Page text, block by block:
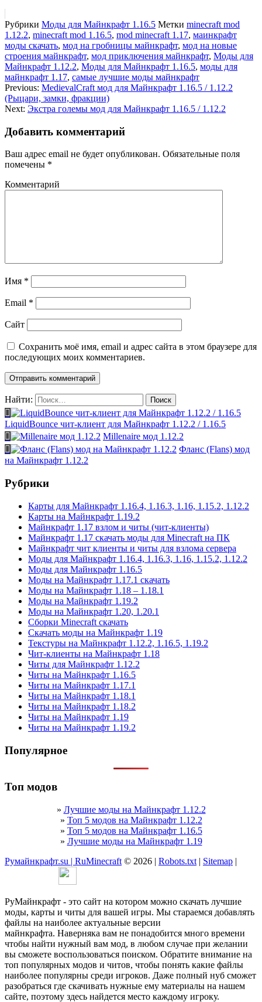
Рубрики Моды для Майнкрафт 1.16.5 Метки minecraft mod
1.12.2, minecraft mod 1.16.5, mod minecraft 1.17, маинкрафт
моды скачать, мод на гробницы майнкрафт, мод на новые
строения майнкрафт, мод приключения майнкрафт, Моды для
Майнкрафт 1.12.2, Моды для Майнкрафт 1.16.5, моды для
майнкрафт 1.17, самые лучшие моды майнкрафт
Previous: MedievalCraft мод для Майнкрафт 1.16.5 / 1.12.2
(Рыцари, замки, фракции)
Next: Экстра големы мод для Майнкрафт 1.16.5 / 1.12.2
Добавить комментарий
Ваш адрес email не будет опубликован. Обязательные поля
помечены *
Комментарий
Имя *
Email *
Сайт
Сохранить моё имя, email и адрес сайта в этом браузере для
последующих моих комментариев.
Найти:
LiquidBounce чит-клиент для Майнкрафт 1.12.2 / 1.16.5
Millenaire мод 1.12.2
Фланс (Flans) мод
на Майнкрафт 1.12.2
Рубрики
Карты для Майнкрафт 1.16.4, 1.16.3, 1.16, 1.15.2, 1.12.2
Карты на Майнкрафт 1.19.2
Майнкрафт 1.17 взлом и читы (чит-клиенты)
Майнкрафт 1.17 скачать моды для Minecraft на ПК
Майнкрафт чит клиенты и читы для взлома сервера
Моды для Майнкрафт 1.16.4, 1.16.3, 1.16, 1.15.2, 1.12.2
Моды для Майнкрафт 1.16.5
Моды на Майнкрафт 1.17.1 скачать
Моды на Майнкрафт 1.18 – 1.18.1
Моды на Майнкрафт 1.19.2
Моды на Майнкрафт 1.20, 1.20.1
Сборки Minecraft скачать
Скачать моды на Майнкрафт 1.19
Текстуры на Майнкрафт 1.12.2, 1.16.5, 1.19.2
Чит-клиенты на Майнкрафт 1.18
Читы для Майнкрафт 1.12.2
Читы на Майнкрафт 1.16.5
Читы на Майнкрафт 1.17.1
Читы на Майнкрафт 1.18.1
Читы на Майнкрафт 1.18.2
Читы на Майнкрафт 1.19
Читы на Майнкрафт 1.19.2
Популярное
Топ модов
» Лучшие моды на Майнкрафт 1.12.2
» Топ 5 модов на Майнкрафт 1.12.2
» Топ 5 модов на Майнкрафт 1.16.5
» Лучшие моды на Майнкрафт 1.19
Румайнкрафт.su | RuMinecraft © 2026 | Robots.txt | Sitemap |
РуМайнкрафт - это сайт на котором можно скачать лучшие
моды, карты и читы для вашей игры. Мы стараемся добавлять
файлы на наиболее актуальные версии
майнкрафта. Наверняка вам не понадобится много времени
чтобы найти нужный вам мод, в любом случае при желании
вы сможете воспользоваться поиском. Обратите внимание на
топ популярных модов и читов, чтобы понять какие файлы
наиболее популярны среди игроков. Даже полный нуб сможет
разобраться где скачивать нужные ему материалы на нашем
сайте, поэтому здесь найдется место каждому игроку.